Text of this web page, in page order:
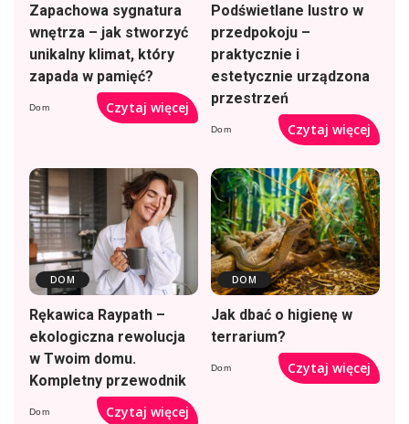
Zapachowa sygnatura
wnętrza – jak stworzyć
unikalny klimat, który
zapada w pamięć?
Dom Czytaj więcej
Podświetlane lustro w
przedpokoju –
praktycznie i
estetycznie urządzona
przestrzeń
Dom Czytaj więcej
DOM
Rękawica Raypath –
ekologiczna rewolucja
w Twoim domu.
Kompletny przewodnik
Dom Czytaj więcej
DOM
Jak dbać o higienę w
terrarium?
Dom Czytaj więcej